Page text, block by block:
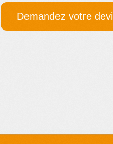
Demandez votre